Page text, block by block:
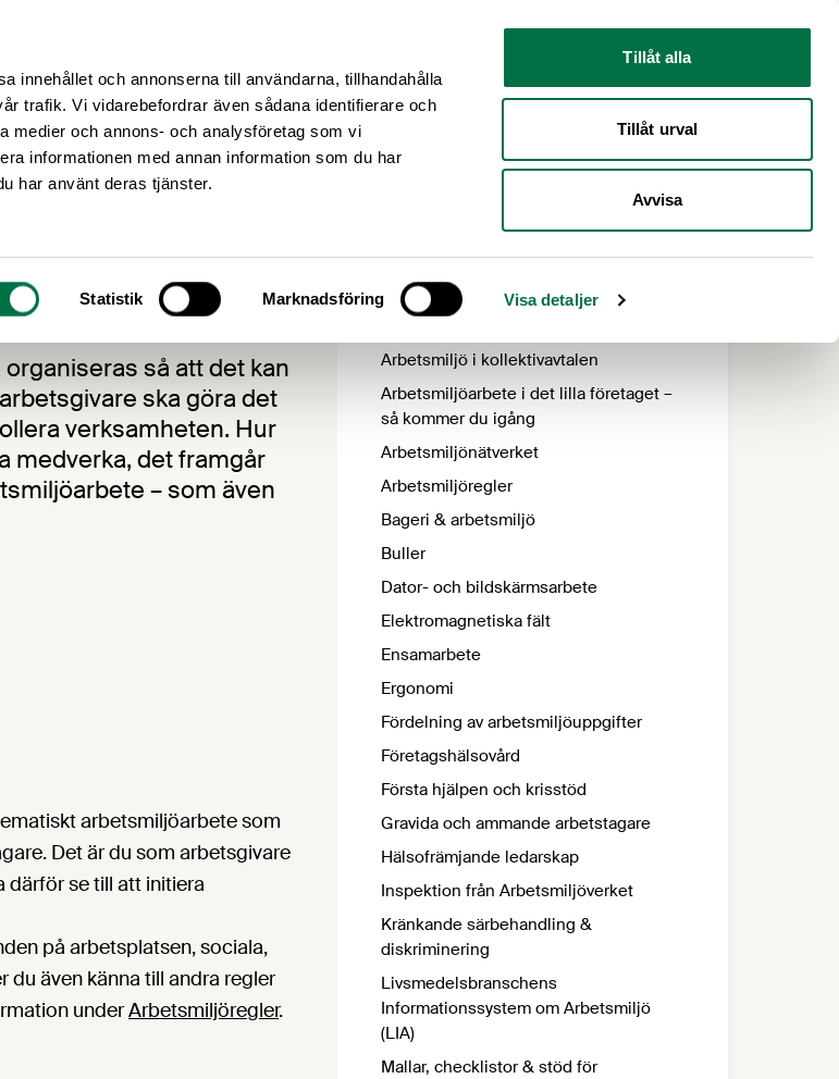
innehållet och annonserna till användarna, tillhandahålla
trafik. Vi vidarebefordrar även sådana identifierare och
medier och annons- och analysföretag som vi
informationen med annan information som du har
har använt deras tjänster.
Statistik Marknadsföring Visa detaljer
Tillåt alla
Tillåt urval
Avvisa
– SAM
– SAM
så att det kan
ska göra det
verksamheten. Hur
medverka, det framgår
– som även
arbetsmiljöarbete som
Det är du som arbetsgivare
se till att initiera
på arbetsplatsen, sociala,
även känna till andra regler
underArbetsmiljöregler.
Allt innehåll
Arbetsmiljö i kollektivavtalen
Arbetsmiljöarbete i det lilla företaget –
så kommer du igång
Arbetsmiljönätverket
Arbetsmiljöregler
Bageri & arbetsmiljö
Buller
Dator- och bildskärmsarbete
Elektromagnetiska fält
Ensamarbete
Ergonomi
Fördelning av arbetsmiljöuppgifter
Företagshälsovård
Första hjälpen och krisstöd
Gravida och ammande arbetstagare
Hälsofrämjande ledarskap
Inspektion från Arbetsmiljöverket
Kränkande särbehandling &
diskriminering
Livsmedelsbranschens
Informationssystem om Arbetsmiljö
(LIA)
Mallar, checklistor & stöd för